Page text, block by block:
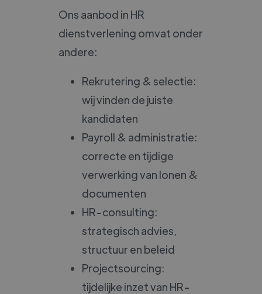
Ons aanbod in HR
dienstverlening omvat onder
andere:
Rekrutering & selectie:
wij vinden de juiste
kandidaten
Payroll & administratie:
correcte en tijdige
verwerking van lonen &
documenten
HR-consulting:
strategisch advies,
structuur en beleid
Projectsourcing:
tijdelijke inzet van HR-